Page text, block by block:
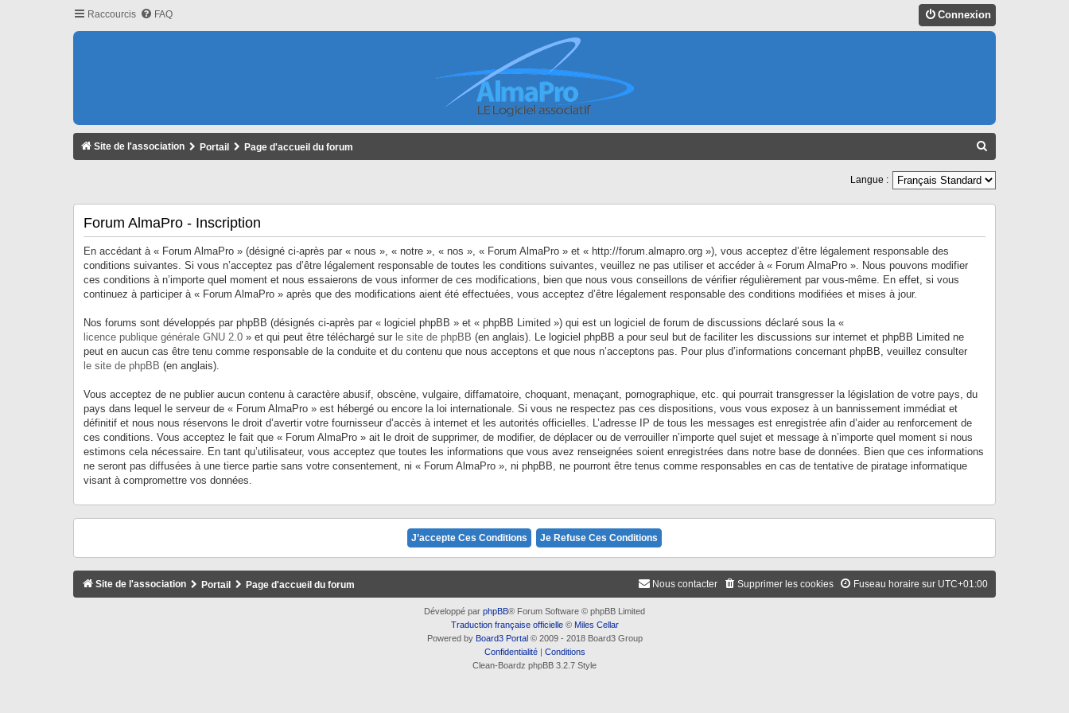
Raccourcis FAQ Connexion
Site de l'association Portail Page d'accueil du forum
C
H
Langue :
Forum AlmaPro - Inscription
En accédant à « Forum AlmaPro » (désigné ci-après par « nous », « notre », « nos », « Forum AlmaPro » et « http://forum.almapro.org »), vous acceptez d’être légalement responsable des
conditions suivantes. Si vous n’acceptez pas d’être légalement responsable de toutes les conditions suivantes, veuillez ne pas utiliser et accéder à « Forum AlmaPro ». Nous pouvons modifier
ces conditions à n’importe quel moment et nous essaierons de vous informer de ces modifications, bien que nous vous conseillons de vérifier régulièrement par vous-même. En effet, si vous
continuez à participer à « Forum AlmaPro » après que des modifications aient été effectuées, vous acceptez d’être légalement responsable des conditions modifiées et mises à jour.
Nos forums sont développés par phpBB (désignés ci-après par « logiciel phpBB » et « phpBB Limited ») qui est un logiciel de forum de discussions déclaré sous la «
licence publique générale GNU 2.0 » et qui peut être téléchargé sur le site de phpBB (en anglais). Le logiciel phpBB a pour seul but de faciliter les discussions sur internet et phpBB Limited ne
peut en aucun cas être tenu comme responsable de la conduite et du contenu que nous acceptons et que nous n’acceptons pas. Pour plus d’informations concernant phpBB, veuillez consulter
le site de phpBB (en anglais).
Vous acceptez de ne publier aucun contenu à caractère abusif, obscène, vulgaire, diffamatoire, choquant, menaçant, pornographique, etc. qui pourrait transgresser la législation de votre pays, du
pays dans lequel le serveur de « Forum AlmaPro » est hébergé ou encore la loi internationale. Si vous ne respectez pas ces dispositions, vous vous exposez à un bannissement immédiat et
définitif et nous nous réservons le droit d’avertir votre fournisseur d’accès à internet et les autorités officielles. L’adresse IP de tous les messages est enregistrée afin d’aider au renforcement de
ces conditions. Vous acceptez le fait que « Forum AlmaPro » ait le droit de supprimer, de modifier, de déplacer ou de verrouiller n’importe quel sujet et message à n’importe quel moment si nous
estimons cela nécessaire. En tant qu’utilisateur, vous acceptez que toutes les informations que vous avez renseignées soient enregistrées dans notre base de données. Bien que ces informations
ne seront pas diffusées à une tierce partie sans votre consentement, ni « Forum AlmaPro », ni phpBB, ne pourront être tenus comme responsables en cas de tentative de piratage informatique
visant à compromettre vos données.
Site de l'association Portail Page d'accueil du forum Fuseau horaire sur UTC+01:00
Supprimer les cookies
Nous contacter
Développé par phpBB® Forum Software © phpBB Limited
Traduction française officielle© Miles Cellar
Powered by Board3 Portal© 2009 - 2018 Board3 Group
Confidentialité| Conditions
Clean-Boardz phpBB 3.2.7 Style